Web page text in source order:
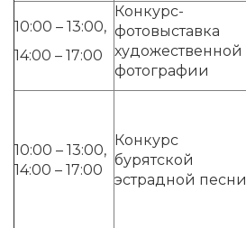
10:00 – 13:00,
14:00 – 17:00
Конкурс-
фотовыставка
художественной
фотографии
10:00 – 13:00,
14:00 – 17:00
Конкурс
бурятской
эстрадной песни